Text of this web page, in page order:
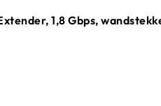
1,8 Gbps,